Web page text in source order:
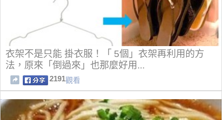
衣架不是只能 掛衣服！「 5個」衣架再利用的方
法，原來「倒過來」也那麼好用...
2191觀看